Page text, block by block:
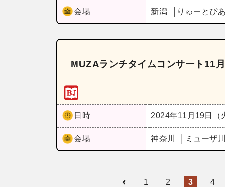
会場 新潟 りゅーとぴ
MUZAランチタイムコンサート11
日時 2024年11月19日（
会場 神奈川 ミューザ
1 2 3 4